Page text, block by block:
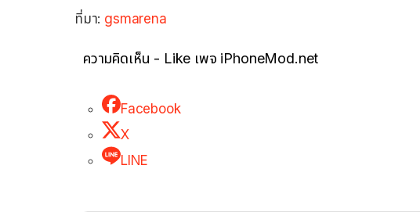
ที่มา: gsmarena
ความคิดเห็น - Like เพจ iPhoneMod.net
Facebook
X
LINE